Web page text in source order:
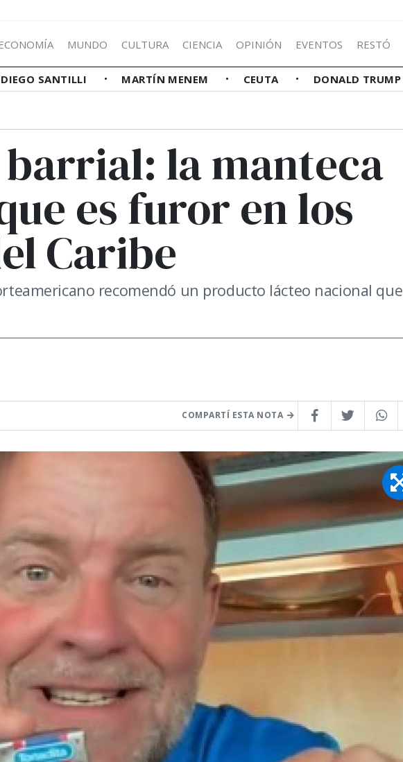
MUNDO CULTURA CIENCIA OPINIÓN EVENTOS RESTÓ
DIEGO SANTILLI MARTÍN MENEM CEUTA DONALD TRUMP
barrial: la manteca
es furor en los
Caribe
recomendó un producto lácteo nacional que
COMPARTÍ ESTA NOTA